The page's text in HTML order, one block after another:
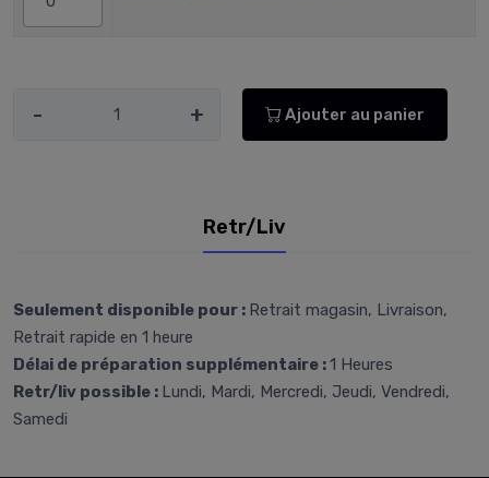
- + Ajouter au panier
Retr/Liv
Seulement disponible pour : Retrait magasin, Livraison,
Retrait rapide en 1 heure
Délai de préparation supplémentaire :1 Heures
Retr/liv possible : Lundi, Mardi, Mercredi, Jeudi, Vendredi,
Samedi